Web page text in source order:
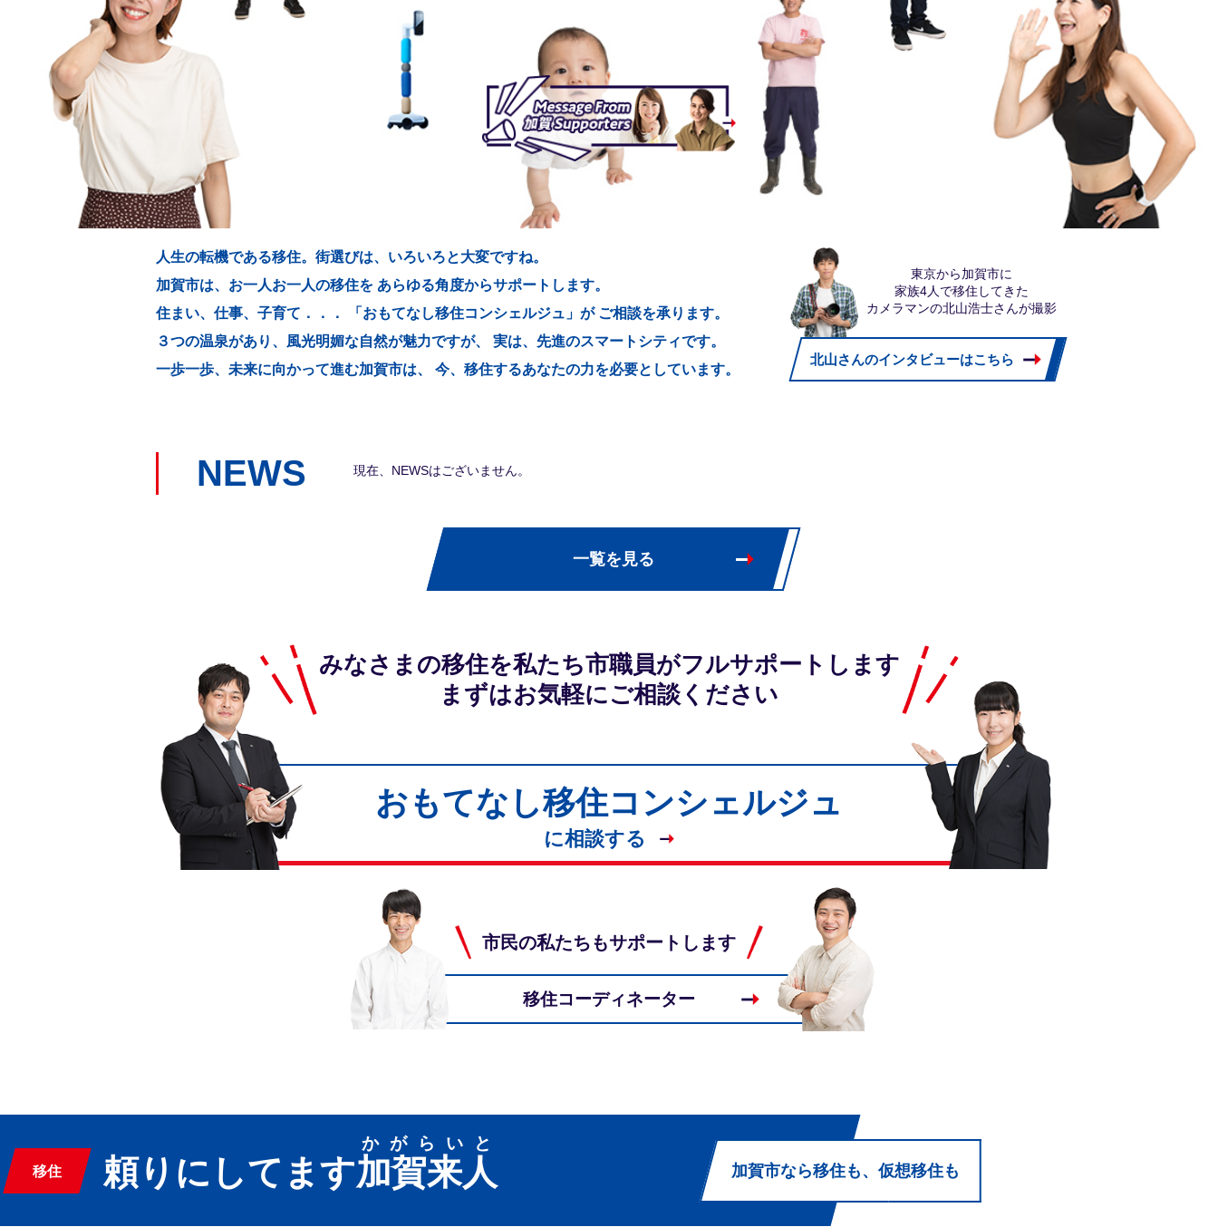
人生の転機である移住。 街選びは、いろいろと大変ですね。
加賀市は、お一人お一人の移住を あらゆる角度からサポートします。
住まい、仕事、子育て．．．
「おもてなし移住コンシェルジュ」が ご相談を承ります。
３つの温泉があり、風光明媚な自然が魅力ですが、 実は、先進のスマートシティです。
一歩一歩、未来に向かって進む加賀市は、 今、移住するあなたの力を必要としています。
東京から加賀市に
家族4人で移住してきた
カメラマンの北山浩士さんが撮影
北山さんのインタビューはこちら
NEWS 現在、NEWSはございません。
一覧を見る
みなさまの移住を私たち市職員がフルサポートします
まずはお気軽にご相談ください
おもてなし移住コンシェルジュ
に相談する
市民の私たちもサポートします
移住コーディネーター
移住 頼りにしてます加賀来人
かがらいと
加賀市なら移住も、仮想移住も